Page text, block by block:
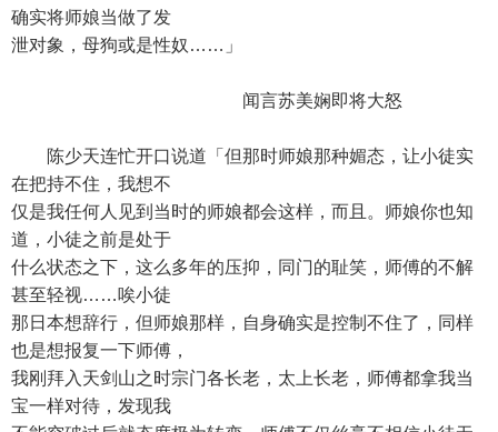
确实将师娘当做了发
泄对象，母狗或是性奴……」
闻言苏美娴即将大怒
陈少天连忙开口说道「但那时师娘那种媚态，让小徒实
在把持不住，我想不
仅是我任何人见到当时的师娘都会这样，而且。师娘你也知
道，小徒之前是处于
什么状态之下，这么多年的压抑，同门的耻笑，师傅的不解
甚至轻视……唉小徒
那日本想辞行，但师娘那样，自身确实是控制不住了，同样
也是想报复一下师傅，
我刚拜入天剑山之时宗门各长老，太上长老，师傅都拿我当
宝一样对待，发现我